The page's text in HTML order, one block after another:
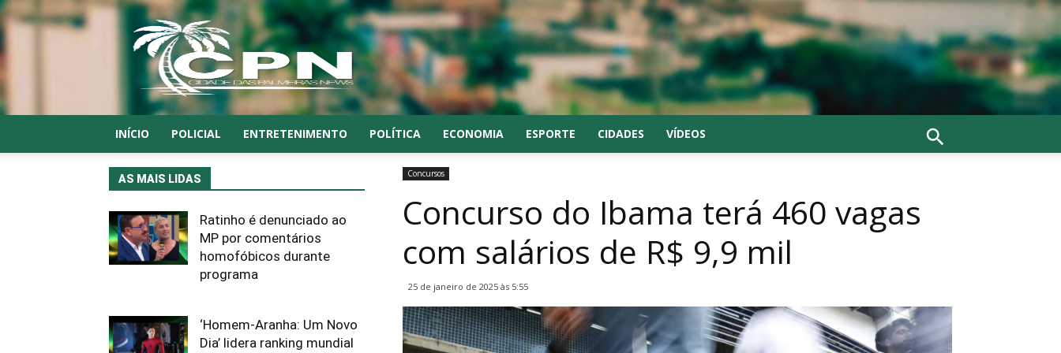
CPN
INÍCIO POLICIAL ENTRETENIMENTO POLÍTICA ECONOMIA ESPORTE CIDADES VÍDEOS
Concursos
Concurso do Ibama terá 460 vagas
com salários de R$ 9,9 mil
25 de janeiro de 2025 às 5:55
AS MAIS LIDAS
Ratinho é denunciado ao
MP por comentários
homofóbicos durante
programa
‘Homem-Aranha: Um Novo
Dia’ lidera ranking mundial